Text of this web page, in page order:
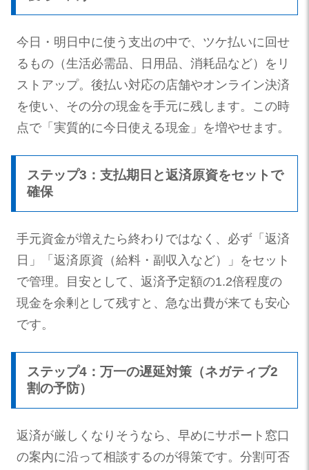
今日・明日中に使う支出の中で、ツケ払いに回せ
るもの（生活必需品、日用品、消耗品など）をリ
ストアップ。後払い対応の店舗やオンライン決済
を使い、その分の現金を手元に残します。この時
点で「実質的に今日使える現金」を増やせます。
ステップ3：支払期日と返済原資をセットで
確保
手元資金が増えたら終わりではなく、必ず「返済
日」「返済原資（給料・副収入など）」をセット
で管理。目安として、返済予定額の1.2倍程度の
現金を余剰として残すと、急な出費が来ても安心
です。
ステップ4：万一の遅延対策（ネガティブ2
割の予防）
返済が厳しくなりそうなら、早めにサポート窓口
の案内に沿って相談するのが得策です。分割可否